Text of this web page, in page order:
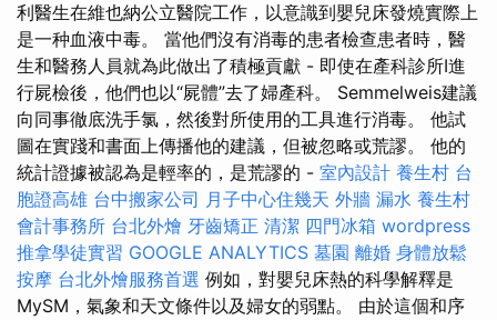
利醫生在維也納公立醫院工作，以意識到嬰兒床發燒實際上
是一种血液中毒。 當他們沒有消毒的患者檢查患者時，醫
生和醫務人員就為此做出了積極貢獻 - 即使在產科診所I進
行屍檢後，他們也以“屍體”去了婦產科。 Semmelweis建議
向同事徹底洗手氯，然後對所使用的工具進行消毒。 他試
圖在實踐和書面上傳播他的建議，但被忽略或荒謬。 他的
統計證據被認為是輕率的，是荒謬的 - 室內設計 養生村 台
胞證高雄 台中搬家公司 月子中心住幾天 外牆 漏水 養生村
會計事務所 台北外燴 牙齒矯正 清潔 四門冰箱 wordpress
推拿學徒實習 GOOGLE ANALYTICS 墓園 離婚 身體放鬆
按摩 台北外燴服務首選 例如，對嬰兒床熱的科學解釋是
MySM，氣象和天文條件以及婦女的弱點。 由於這個和序